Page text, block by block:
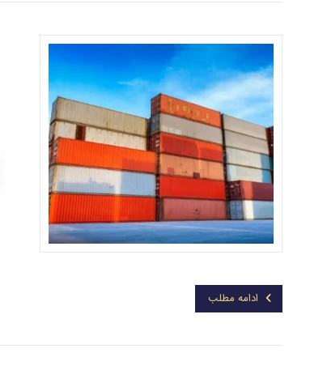
ادامه مطلب